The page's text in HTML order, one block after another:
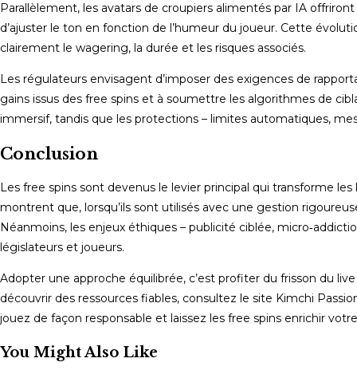
Parallèlement, les avatars de croupiers alimentés par IA
d’ajuster le ton en fonction de l’humeur du joueur. Cette
clairement le wagering, la durée et les risques associés.
Les régulateurs envisagent d’imposer des exigences de
gains issus des free spins et à soumettre les algorithmes de
immersif, tandis que les protections – limites automatiques,
Conclusion
Les free spins sont devenus le levier principal qui transforme
montrent que, lorsqu’ils sont utilisés avec une gestion
Néanmoins, les enjeux éthiques – publicité ciblée,
législateurs et joueurs.
Adopter une approche équilibrée, c’est profiter du frisson du
découvrir des ressources fiables, consultez le site Kimchi
jouez de façon responsable et laissez les free spins enrichir
You Might Also Like